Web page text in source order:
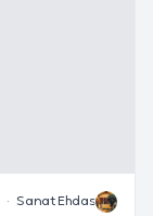
S
Sanat Ehdas
·